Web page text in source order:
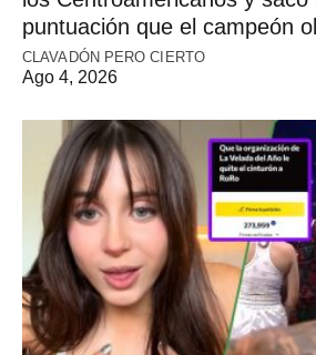
puntuación que el campeón
CLAVADÓN PERO CIERTO
Ago 4, 2026